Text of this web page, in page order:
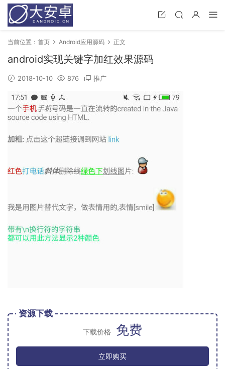
当前位置： 首页 Android应用源码 正文
android实现关键字加红效果源码
2018-10-10 876 推广
资源下载
下载价格 免费
立即购买